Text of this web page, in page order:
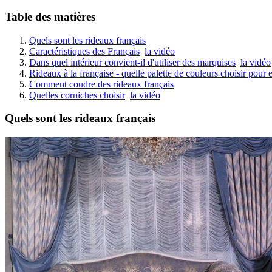
Table des matières
Quels sont les rideaux français
Caractéristiques des Français la vidéo
Dans quel intérieur convient-il d'utiliser des marquises la vidéo
Rideaux à la française - quelle palette de couleurs choisir pour
Comment coudre des rideaux français
Quelles corniches choisir la vidéo
Quels sont les rideaux français